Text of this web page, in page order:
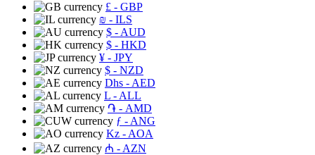
£ - GBP
₪ - ILS
$ - AUD
$ - HKD
¥ - JPY
$ - NZD
Dhs - AED
L - ALL
֏ - AMD
ƒ - ANG
Kz - AOA
₼ - AZN